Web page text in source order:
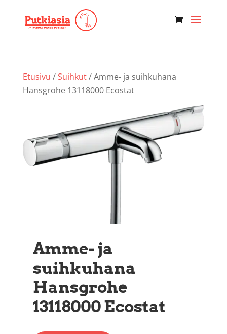
Etusivu /Suihkut/ Amme- ja suihkuhana
Hansgrohe 13118000 Ecostat
Amme- ja
suihkuhana
Hansgrohe
13118000 Ecostat